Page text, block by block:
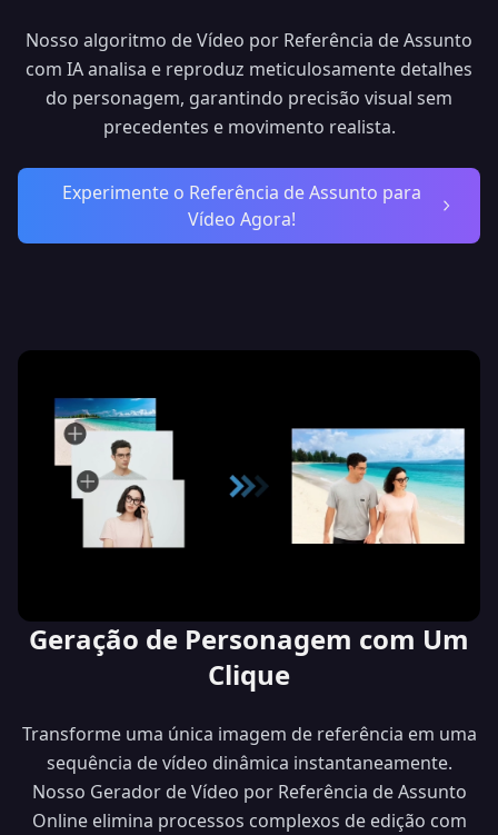
Nosso algoritmo de Vídeo por Referência de Assunto
com IA analisa e reproduz meticulosamente detalhes
do personagem, garantindo precisão visual sem
precedentes e movimento realista.
Experimente o Referência de Assunto para
Vídeo Agora!
Geração de Personagem com Um
Clique
Transforme uma única imagem de referência em uma
sequência de vídeo dinâmica instantaneamente.
Nosso Gerador de Vídeo por Referência de Assunto
Online elimina processos complexos de edição com